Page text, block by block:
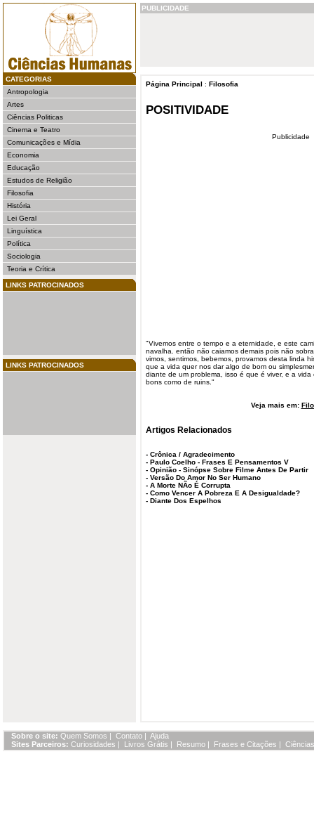
CATEGORIAS
Antropologia
Artes
Ciências Politicas
Cinema e Teatro
Comunicações e Mídia
Economia
Educação
Estudos de Religião
Filosofia
História
Lei Geral
Linguística
Política
Sociologia
Teoria e Crítica
LINKS PATROCINADOS
LINKS PATROCINADOS
PUBLICIDADE
Página Principal : Filosofia
POSITIVIDADE
Publicidade
"Vivemos entre o tempo e a eternidade, e este
navalha. então não caiamos demais pois não
vimos, sentimos, bebemos, provamos desta linda
que a vida quer nos dar algo de bom ou
diante de um problema, isso é que é viver, e a
bons como de ruins."
Veja mais em:
Artigos Relacionados
- Crônica / Agradecimento
- Paulo Coelho - Frases E Pensamentos V
- Opinião - Sinópse Sobre Filme Antes De Partir
- Versão Do Amor No Ser Humano
- A Morte NÃo É Corrupta
- Como Vencer A Pobreza E A Desigualdade?
- Diante Dos Espelhos
Sobre o site: Quem Somos | Contato | Ajuda
Sites Parceiros: Curiosidades | Livros Grátis | Resumo | Frases e Citações |